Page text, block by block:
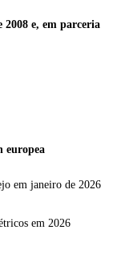
2008 e, em parceria
europea
em janeiro de 2026
em 2026